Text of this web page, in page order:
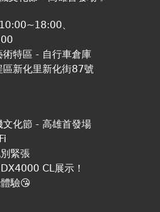
、
特區 - 自行車倉庫
新化里新化街87號
化節 - 高雄首發場
緊張
CL展示！
驗😘